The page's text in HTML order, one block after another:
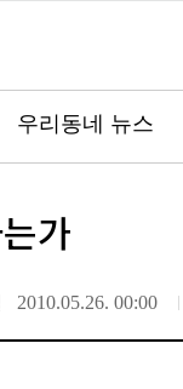
우리동네 뉴스
가
2010.05.26. 00:00